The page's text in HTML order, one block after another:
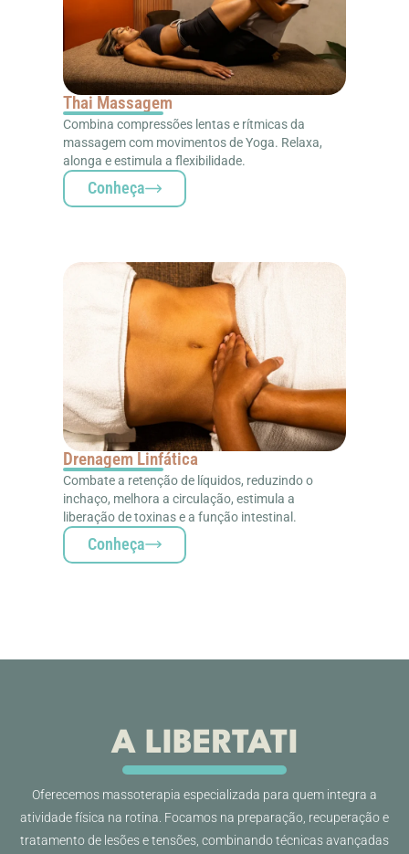
Thai Massagem
Combina compressões lentas e rítmicas da
massagem com movimentos de Yoga. Relaxa,
alonga e estimula a flexibilidade.
Conheça
Drenagem Linfática
Combate a retenção de líquidos, reduzindo o
inchaço, melhora a circulação, estimula a
liberação de toxinas e a função intestinal.
Conheça
A LIBERTATI
Oferecemos massoterapia especializada para quem integra a
atividade física na rotina. Focamos na preparação, recuperação e
tratamento de lesões e tensões, combinando técnicas avançadas